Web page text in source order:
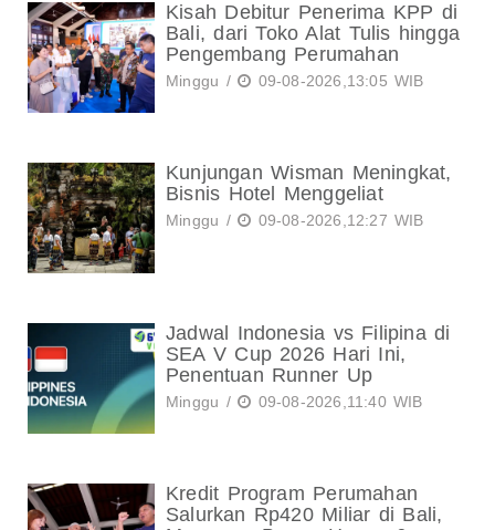
Kisah Debitur Penerima KPP di
Bali, dari Toko Alat Tulis hingga
Pengembang Perumahan
Minggu / 09-08-2026,13:05 WIB
Kunjungan Wisman Meningkat,
Bisnis Hotel Menggeliat
Minggu / 09-08-2026,12:27 WIB
Jadwal Indonesia vs Filipina di
SEA V Cup 2026 Hari Ini,
Penentuan Runner Up
Minggu / 09-08-2026,11:40 WIB
Kredit Program Perumahan
Salurkan Rp420 Miliar di Bali,